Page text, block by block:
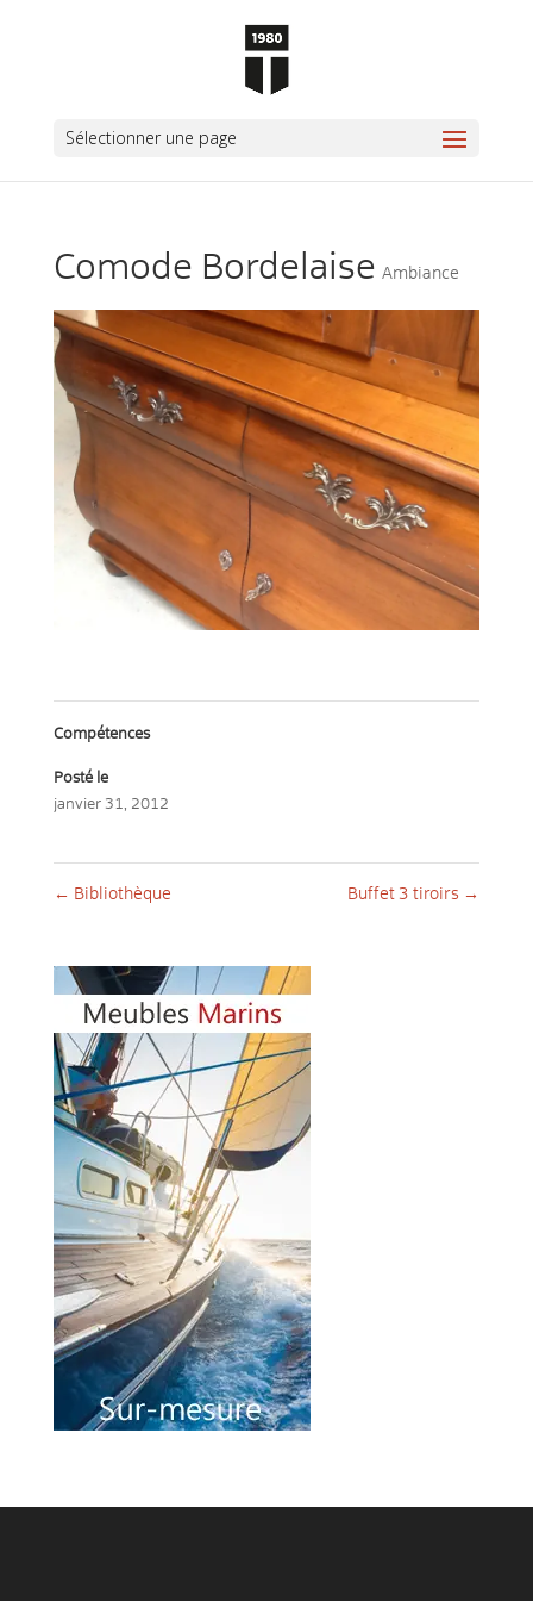
Sélectionner une page
Comode Bordelaise Ambiance
Compétences
Posté le
janvier 31, 2012
← Bibliothèque Buffet 3 tiroirs →